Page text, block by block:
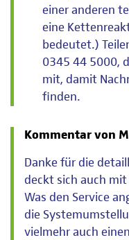
einer anderen
eine
bedeutet.)
0345 44 5000,
mit, damit
finden.
Kommentar von
Danke für die
deckt sich auch
Was den Service
die
vielmehr auch